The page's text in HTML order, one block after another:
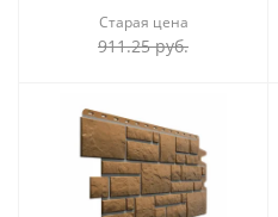
Старая цена
911.25руб.